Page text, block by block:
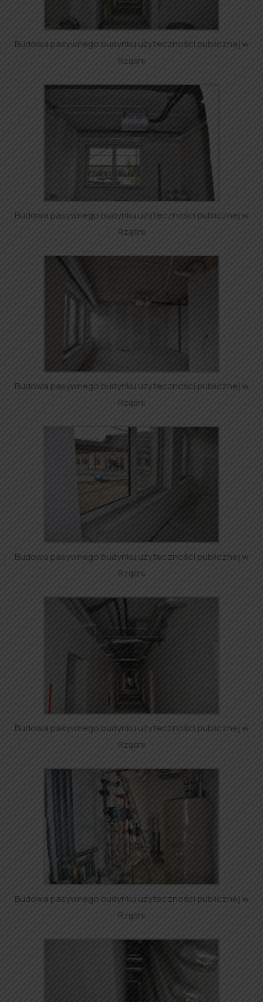
Budowa pasywnego budynku użyteczności publicznej w
Rząśni
Budowa pasywnego budynku użyteczności publicznej w
Rząśni
Budowa pasywnego budynku użyteczności publicznej w
Rząśni
Budowa pasywnego budynku użyteczności publicznej w
Rząśni
Budowa pasywnego budynku użyteczności publicznej w
Rząśni
Budowa pasywnego budynku użyteczności publicznej w
Rząśni